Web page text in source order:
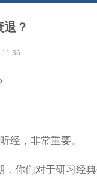
？
经，非常重要。
你们对于研习经